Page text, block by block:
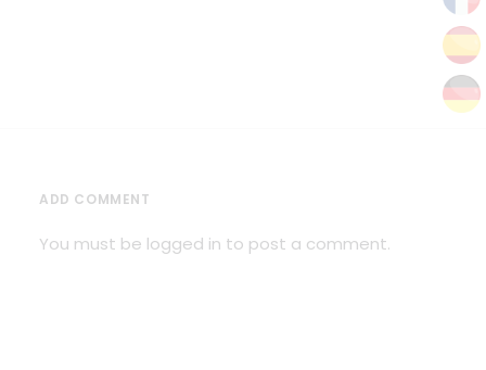
ADD COMMENT
You must be logged in to post a comment.